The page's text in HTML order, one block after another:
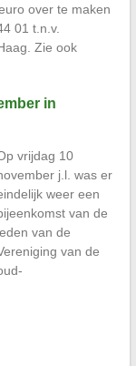
over te maken
01 t.n.v.
Zie ook
in
vrijdag 10
j.l. was er
weer een
van de
van de
van de